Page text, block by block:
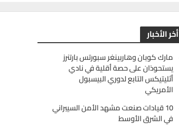
أخر الأخبار
مارك كوبان وهاربينغر سبورتس بارتنرز
يستحوذان على حصة أقلية في نادي
أثليتيكس التابع لدوري البيسبول
الأمريكي
10 قيادات صنعت مشهد الأمن السيبراني
في الشرق الأوسط